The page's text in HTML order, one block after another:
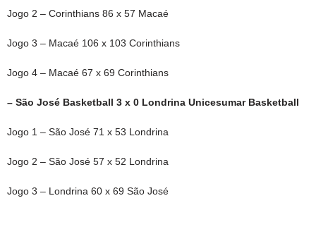
Jogo 2 – Corinthians 86 x 57 Macaé
Jogo 3 – Macaé 106 x 103 Corinthians
Jogo 4 – Macaé 67 x 69 Corinthians
– São José Basketball 3 x 0 Londrina Unicesumar Basketball
Jogo 1 – São José 71 x 53 Londrina
Jogo 2 – São José 57 x 52 Londrina
Jogo 3 – Londrina 60 x 69 São José